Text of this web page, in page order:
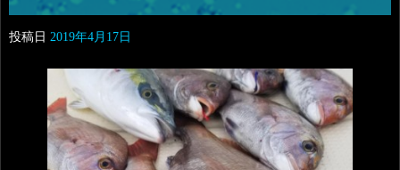
投稿日 2019年4月17日